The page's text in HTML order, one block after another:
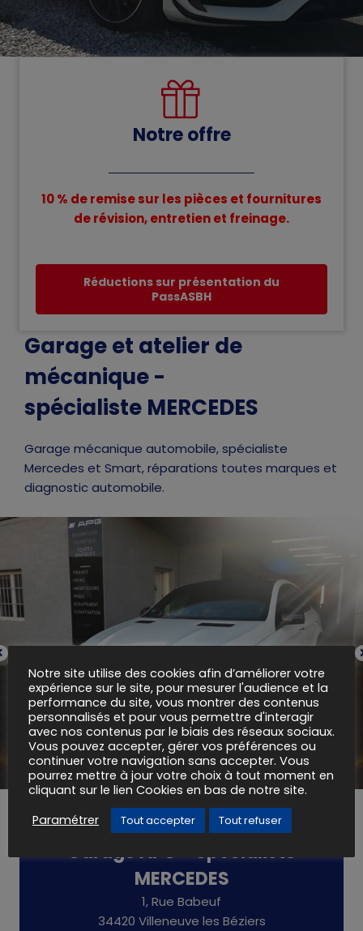
Notre offre
10 % de remise sur les pièces et fournitures
de révision, entretien et freinage.
Réductions sur présentation du
PassASBH
Garage et atelier de
mécanique -
spécialiste MERCEDES
Garage mécanique automobile, spécialiste
Mercedes et Smart, réparations toutes marques et
diagnostic automobile.
Garage APG - Spécialiste
MERCEDES
1, Rue Babeuf
34420 Villeneuve les Béziers
Notre site utilise des cookies afin d’améliorer votre
expérience sur le site, pour mesurer l'audience et la
performance du site, vous montrer des contenus
personnalisés et pour vous permettre d'interagir
avec nos contenus par le biais des réseaux sociaux.
Vous pouvez accepter, gérer vos préférences ou
continuer votre navigation sans accepter. Vous
pourrez mettre à jour votre choix à tout moment en
cliquant sur le lien Cookies en bas de notre site.
Paramétrer
Tout accepter Tout refuser